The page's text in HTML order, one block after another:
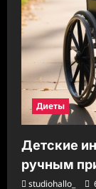
Диеты
Детские
ручным
studiohallo_